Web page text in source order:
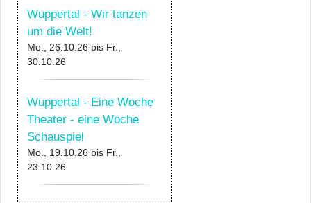
Wuppertal - Wir tanzen
um die Welt!
Mo., 26.10.26 bis Fr.,
30.10.26
Wuppertal - Eine Woche
Theater - eine Woche
Schauspiel
Mo., 19.10.26 bis Fr.,
23.10.26